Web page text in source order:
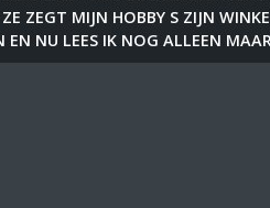
ZEGT MIJN HOBBY S ZIJN
EN NU LEES IK NOG ALLEEN